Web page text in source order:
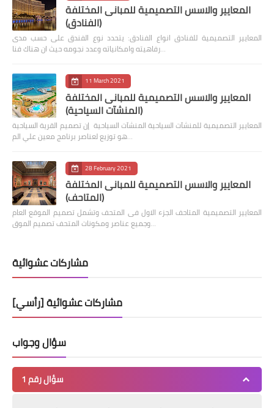
المعايير والاسس التصميمية للمبانى المختلفة
(الفنادق)
المعايير التصميمية للفنادق انواع الفنادق: يتحدد نوع الفندق على حسب مدى
رفاهيته وامكانياته وعدد نجومه حيث ان هناك فنا…
11 March 2021
المعايير والاسس التصميمية للمبانى المختلفة
(المنشآت السياحية)
المعايير التصميمية للمنشآت السياحية المنشآت السياحية إن تصميم القرية السياحية
هو توزيع لعناصر برنامج معين علي الم…
28 February 2021
المعايير والاسس التصميمية للمبانى المختلفة
(المتاحف)
المعايير التصميمية المتاحف الجزء الاول فى المتحف وتشمل تصميم الموقع العام
وجميع عناصر ومكونات المتحف تصميم الموق…
مشاركات عشوائية
مشاركات عشوائية [رأسي]
سؤال وجواب
سؤال رقم 1